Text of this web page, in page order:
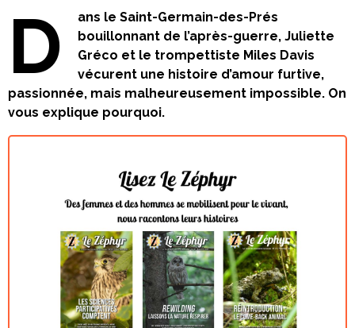
D
ans le Saint-Germain-des-Prés
bouillonnant de l’après-guerre, Juliette
Gréco et le trompettiste Miles Davis
vécurent une histoire d’amour furtive,
passionnée, mais malheureusement impossible. On
vous explique pourquoi.